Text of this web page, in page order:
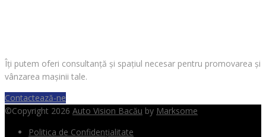
Îți putem oferi consultanță și spațiul necesar pentru promovarea și
vânzarea mașinii tale.
Contactează-ne
©Copyright 2026 Auto Vision Bacău by Marksome
Politica de Confidențialitate